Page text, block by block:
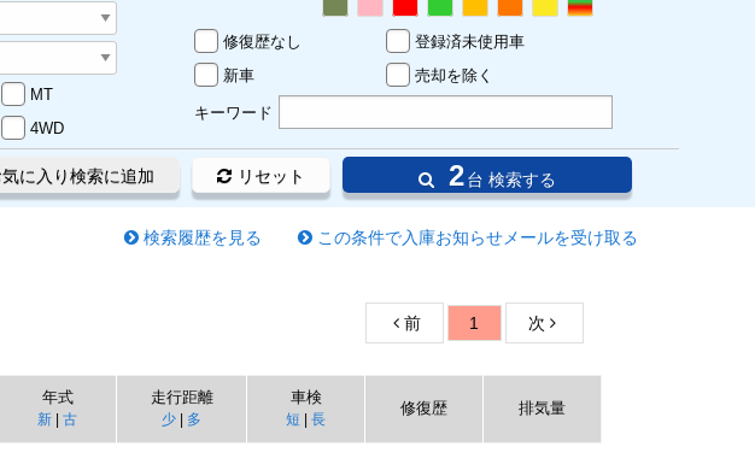
MT
4WD
修復歴なし
登録済未使用車
新車
売却を除く
キーワード
2台 検索する
リセット
気に入り検索に追加
この条件で入庫お知らせメールを受け取る
検索履歴を見る
前 1 次
年式
新 | 古
走行距離
少 | 多
車検
短 | 長
修復歴 排気量